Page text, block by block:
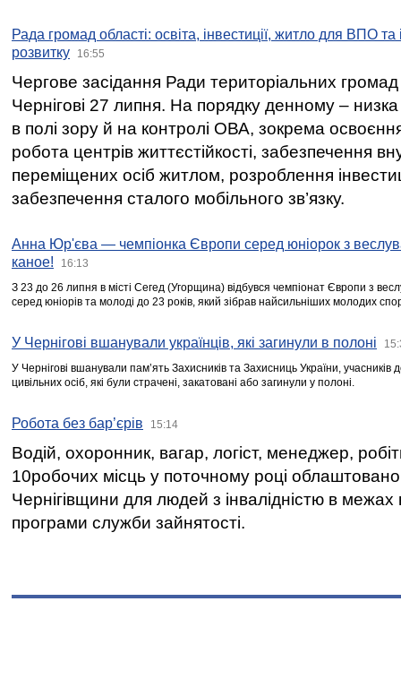
Рада громад області: освіта, інвестиції, житло для ВПО
розвитку
16:55
Чергове засідання Ради територіальних громад
Чернігові 27 липня. На порядку денному –
в полі зору й на контролі ОВА, зокрема освоєння
робота центрів життєстійкості, забезпечення
переміщених осіб житлом, розроблення
забезпечення сталого мобільного зв’язку.
Анна Юр'єва — чемпіонка Європи серед юніорок з
каное!
16:13
З 23 до 26 липня в місті Сегед (Угорщина) відбувся чемпіонат Європи з
серед юніорів та молоді до 23 років, який зібрав найсильніших молодих
У Чернігові вшанували українців, які загинули в полоні
У Чернігові вшанували пам’ять Захисників та Захисниць України,
цивільних осіб, які були страчені, закатовані або загинули у полоні.
Робота без бар’єрів 15:14
Водій, охоронник, вагар, логіст, менеджер,
10робочих місць у поточному році
Чернігівщини для людей з інвалідністю в межах
програми служби зайнятості.